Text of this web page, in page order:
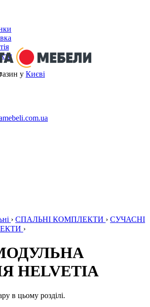
у Києві
› СПАЛЬНІ КОМПЛЕКТИ › СУЧАСНІ
›
HELVETIA
в цьому розділі.